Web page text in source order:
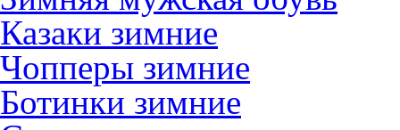
Казаки зимние
Чопперы зимние
Ботинки зимние